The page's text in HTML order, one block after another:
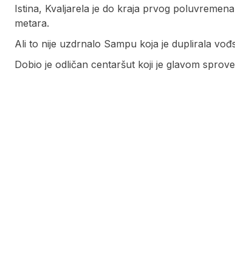
Istina, Kvaljarela je do kraja prvog
metara.
Ali to nije uzdrnalo Sampu koja je duplirala
Dobio je odličan centaršut koji je glavom